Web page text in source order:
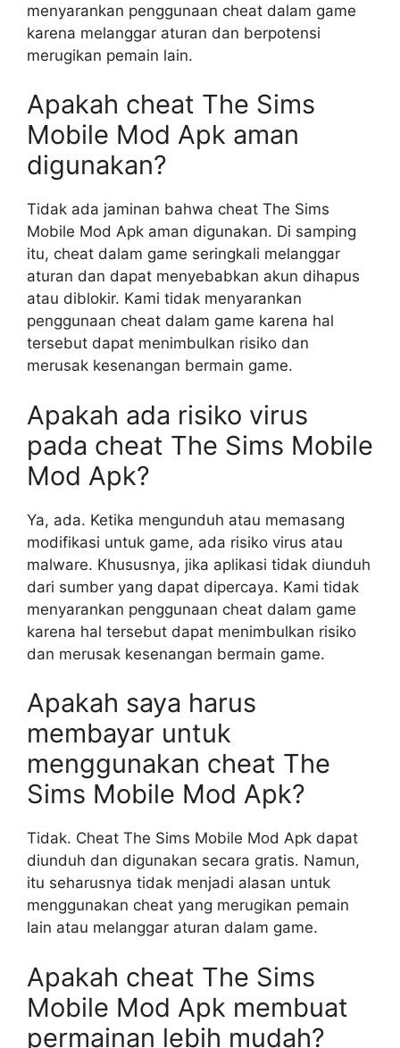
menyarankan penggunaan cheat dalam game
karena melanggar aturan dan berpotensi
merugikan pemain lain.
Apakah cheat The Sims
Mobile Mod Apk aman
digunakan?
Tidak ada jaminan bahwa cheat The Sims
Mobile Mod Apk aman digunakan. Di samping
itu, cheat dalam game seringkali melanggar
aturan dan dapat menyebabkan akun dihapus
atau diblokir. Kami tidak menyarankan
penggunaan cheat dalam game karena hal
tersebut dapat menimbulkan risiko dan
merusak kesenangan bermain game.
Apakah ada risiko virus
pada cheat The Sims Mobile
Mod Apk?
Ya, ada. Ketika mengunduh atau memasang
modifikasi untuk game, ada risiko virus atau
malware. Khususnya, jika aplikasi tidak diunduh
dari sumber yang dapat dipercaya. Kami tidak
menyarankan penggunaan cheat dalam game
karena hal tersebut dapat menimbulkan risiko
dan merusak kesenangan bermain game.
Apakah saya harus
membayar untuk
menggunakan cheat The
Sims Mobile Mod Apk?
Tidak. Cheat The Sims Mobile Mod Apk dapat
diunduh dan digunakan secara gratis. Namun,
itu seharusnya tidak menjadi alasan untuk
menggunakan cheat yang merugikan pemain
lain atau melanggar aturan dalam game.
Apakah cheat The Sims
Mobile Mod Apk membuat
permainan lebih mudah?